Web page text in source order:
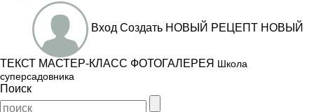
Вход Создать НОВЫЙ РЕЦЕПТ НОВЫЙ
ТЕКСТ МАСТЕР-КЛАСС ФОТОГАЛЕРЕЯ Школа
суперсадовника
Поиск